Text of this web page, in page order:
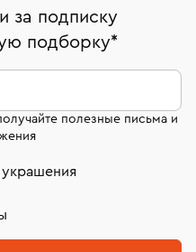
за подписку
подборку*
полезные письма и